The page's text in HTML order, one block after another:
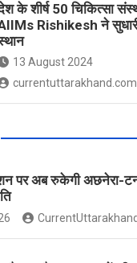
के शीर्ष 50 चिकित्सा
Rishikesh ने
13 August 2024
currentuttarakhand.com
पर अब रुकेगी अछनेरा-
CurrentUttarakhand